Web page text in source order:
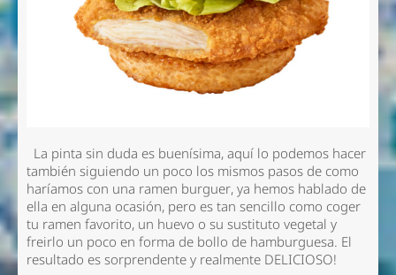
La pinta sin duda es buenísima, aquí lo podemos hacer
también siguiendo un poco los mismos pasos de como
haríamos con una ramen burguer, ya hemos hablado de
ella en alguna ocasión, pero es tan sencillo como coger
tu ramen favorito, un huevo o su sustituto vegetal y
freirlo un poco en forma de bollo de hamburguesa. El
resultado es sorprendente y realmente DELICIOSO!